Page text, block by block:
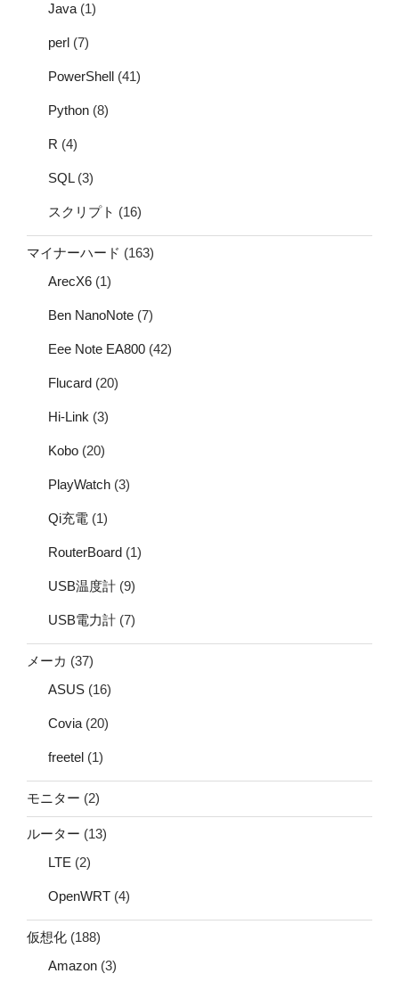
Java (1)
perl (7)
PowerShell (41)
Python (8)
R (4)
SQL(3)
スクリプト (16)
マイナーハード (163)
ArecX6 (1)
Ben NanoNote (7)
Eee Note EA800 (42)
Flucard (20)
Hi-Link (3)
Kobo (20)
PlayWatch (3)
Qi充電 (1)
RouterBoard (1)
USB温度計 (9)
USB電力計 (7)
メーカ (37)
ASUS (16)
Covia (20)
freetel (1)
モニター (2)
ルーター (13)
LTE (2)
OpenWRT (4)
仮想化 (188)
Amazon (3)